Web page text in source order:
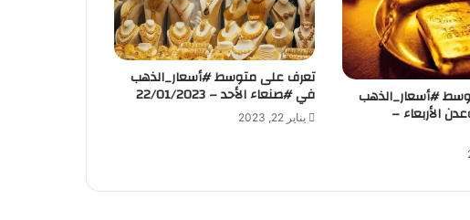
#أسعار_الذهب
الأربعاء –
تعرف على متوسط #أسعار_الذهب
في #صنعاء الأحد – 22/01/2023
يناير 22, 2023